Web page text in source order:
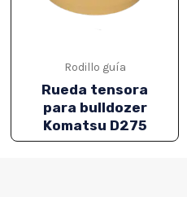
Rodillo guía
Rueda tensora
para bulldozer
Komatsu D275